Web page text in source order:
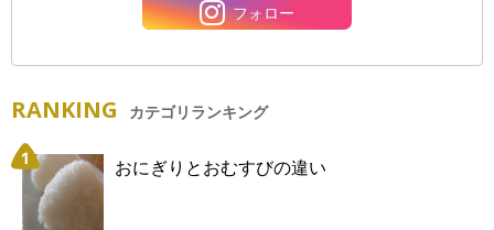
フォロー
RANKING カテゴリランキング
おにぎりとおむすびの違い